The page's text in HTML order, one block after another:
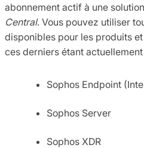
abonnement actif à une
Central. Vous pouvez utiliser
disponibles pour les produits
ces derniers étant
Sophos Endpoint
Sophos Server
Sophos XDR